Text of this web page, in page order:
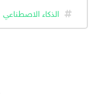
الذكاء الاصطناعي